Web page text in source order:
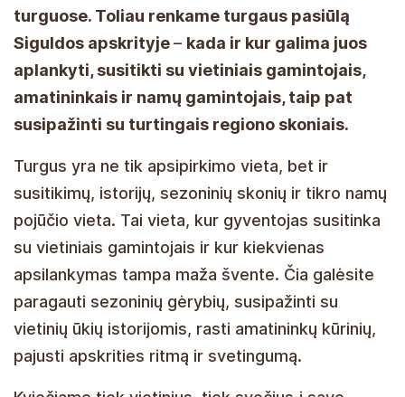
turguose. Toliau renkame turgaus pasiūlą
Siguldos apskrityje– kada ir kur galima juos
aplankyti, susitikti su vietiniais gamintojais,
amatininkais ir namų gamintojais, taip pat
susipažinti su turtingais regiono skoniais.
Turgus yra ne tik apsipirkimo vieta, bet ir
susitikimų, istorijų, sezoninių skonių ir tikro namų
pojūčio vieta. Tai vieta, kur gyventojas susitinka
su vietiniais gamintojais ir kur kiekvienas
apsilankymas tampa maža švente. Čia galėsite
paragauti sezoninių gėrybių, susipažinti su
vietinių ūkių istorijomis, rasti amatininkų kūrinių,
pajusti apskrities ritmą ir svetingumą.